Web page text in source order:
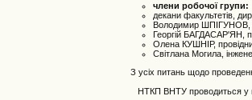
члени робочої групи:
декани факультетів,
Володимир ШПІГУНОВ,
Георгій БАГДАСАР'ЯН,
Олена КУШНІР,
Світлана Могила,
З усіх питань щодо
НТКП ВНТУ проводиться у